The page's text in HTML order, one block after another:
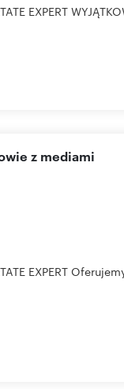
EXPERT
z mediami
EXPERT